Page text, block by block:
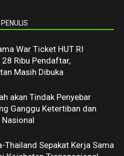
War Ticket HUT RI
Ribu Pendaftar,
Masih Dibuka
akan Tindak Penyebar
Ganggu Ketertiban dan
Thailand Sepakat Kerja Sama